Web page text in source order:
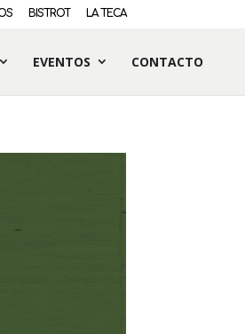
BISTROT LA TECA
EVENTOS CONTACTO